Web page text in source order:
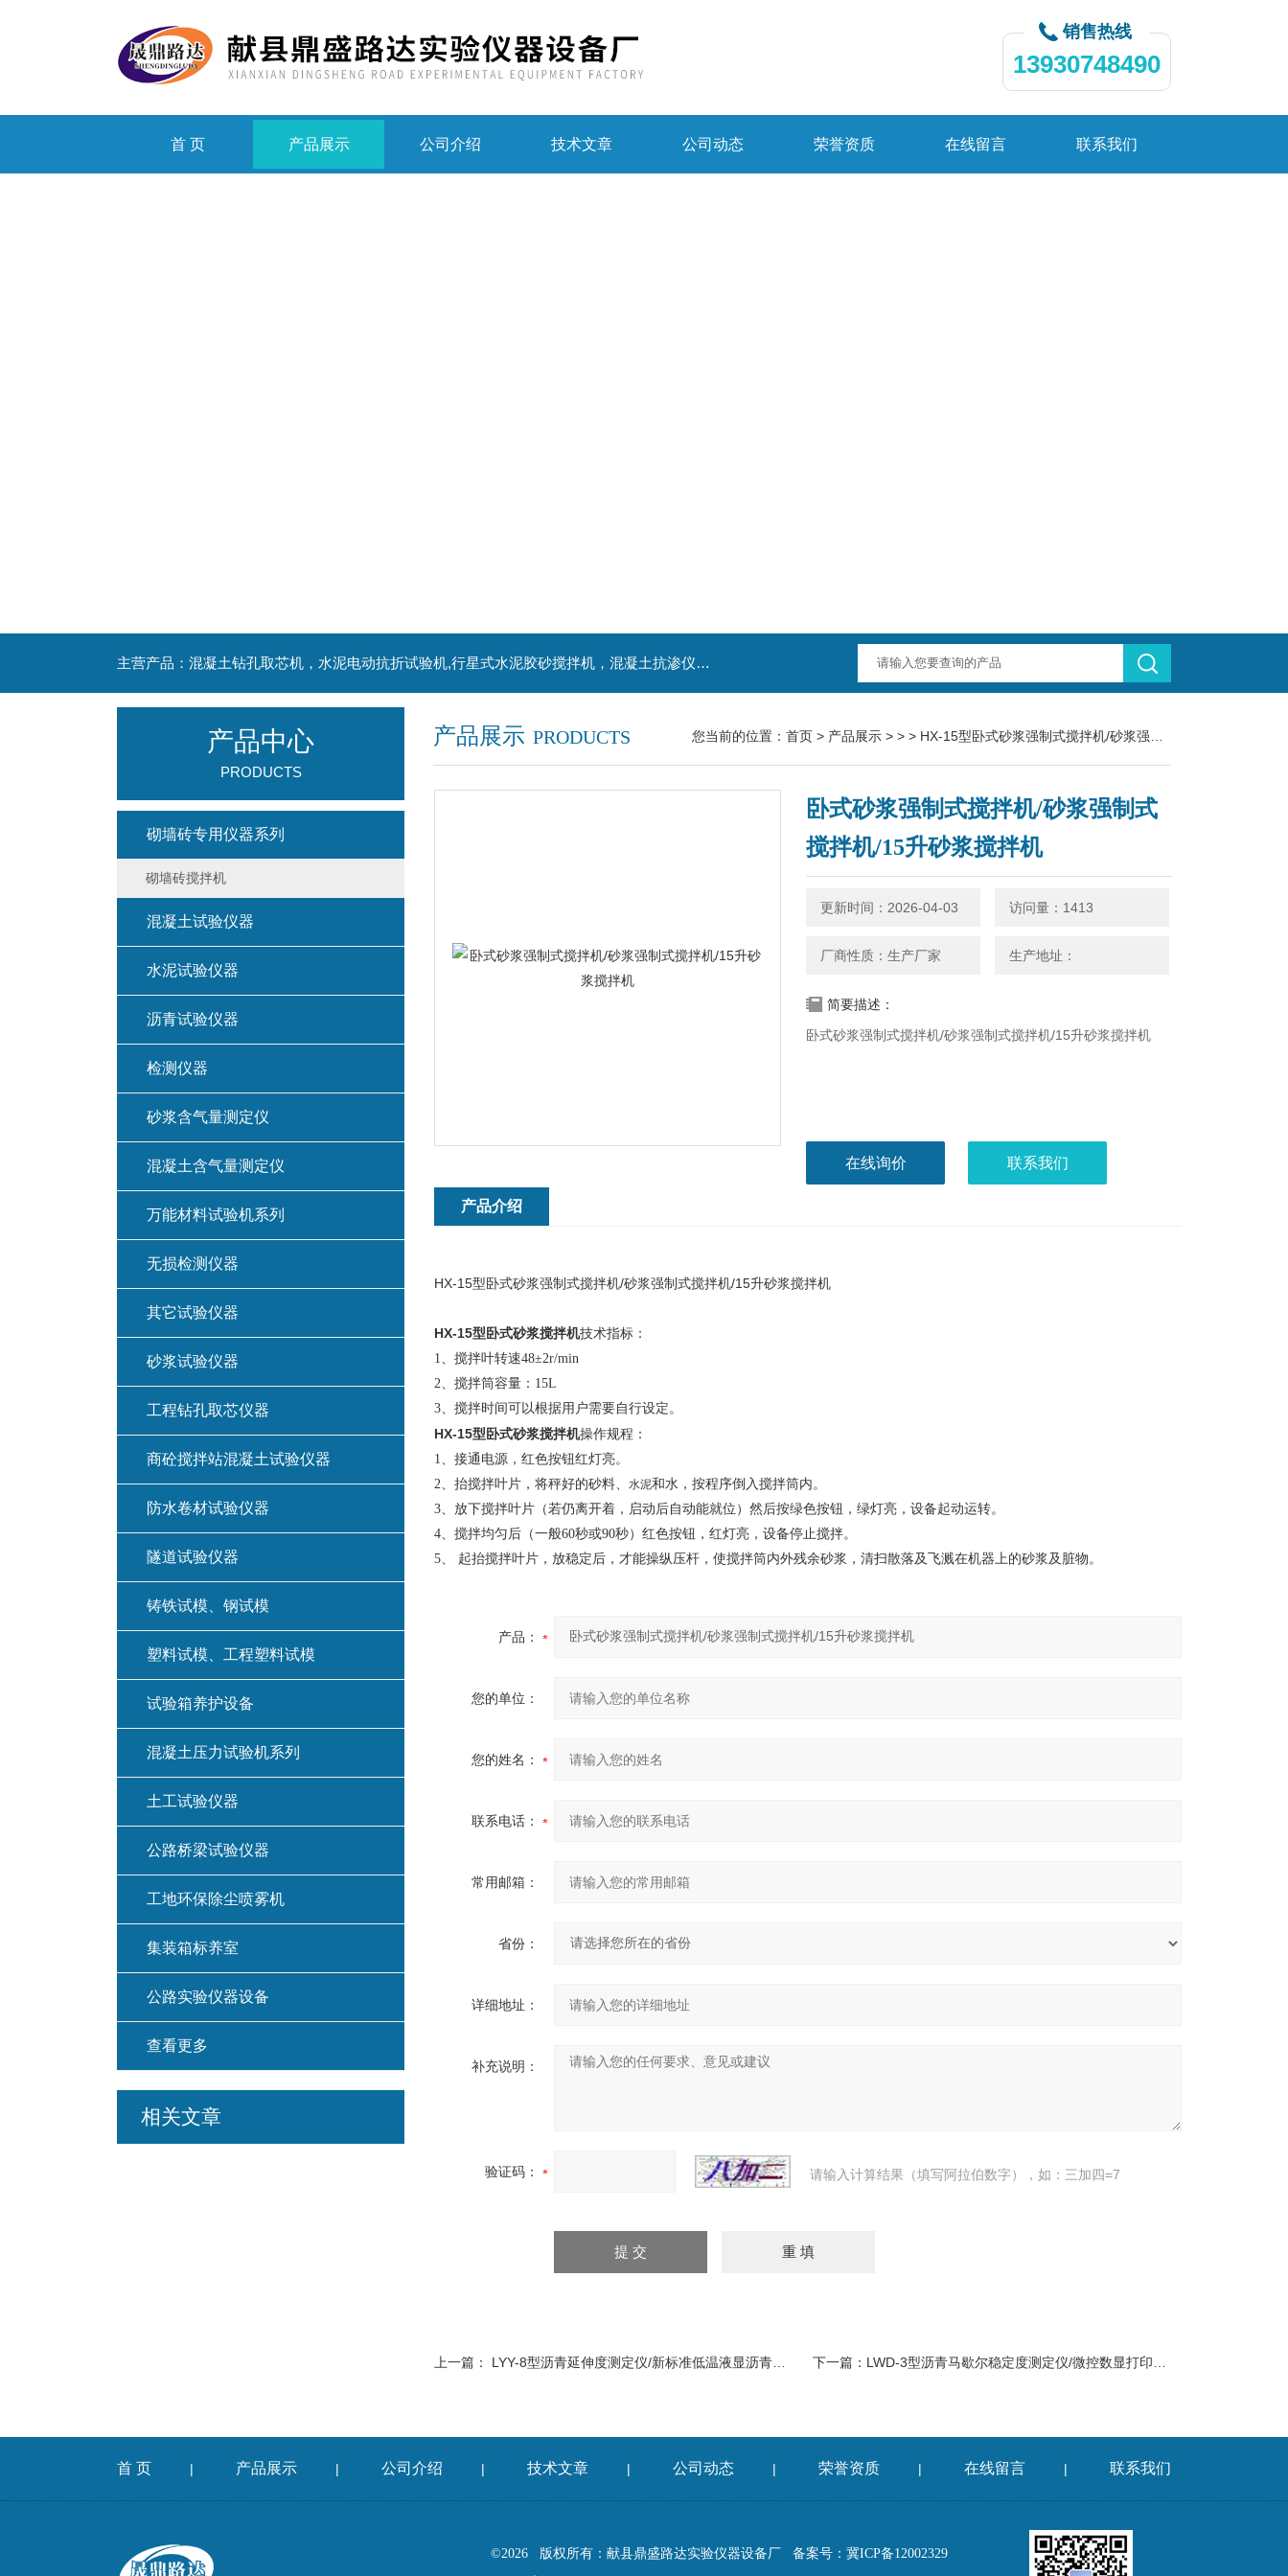
销售热线
13930748490
首 页 产品展示 公司介绍 技术文章 公司动态 荣誉资质 在线留言 联系我们
主营产品：混凝土钻孔取芯机，水泥电动抗折试验机,行星式水泥胶砂搅拌机，混凝土抗渗仪，水泥胶砂振实台，水泥净浆搅拌机，水泥细度负压筛析仪,混凝土含气量测定仪,混凝土振动台
产品展示 PRODUCTS 您当前的位置： 首页 > 产品展示 > > > HX-15型卧式砂浆强制式搅拌机/砂浆强制式搅拌机/15升砂浆搅拌机
卧式砂浆强制式搅拌机/砂浆强制式
搅拌机/15升砂浆搅拌机
更新时间：2026-04-03 访问量：1413
厂商性质：生产厂家 生产地址：
简要描述：
卧式砂浆强制式搅拌机/砂浆强制式搅拌机/15升砂浆搅拌机
在线询价 联系我们
产品介绍
HX-15型卧式砂浆强制式搅拌机/砂浆强制式搅拌机/15升砂浆搅拌机
HX-15型卧式砂浆搅拌机技术指标：
1、搅拌叶转速48±2r/min
2、搅拌筒容量：15L
3、搅拌时间可以根据用户需要自行设定。
HX-15型卧式砂浆搅拌机操作规程：
1、接通电源，红色按钮红灯亮。
2、抬搅拌叶片，将秤好的砂料、 水泥和水，按程序倒入搅拌筒内。
3、放下搅拌叶片（若仍离开着，启动后自动能就位）然后按绿色按钮，绿灯亮，设备起动运转。
4、搅拌均匀后（一般60秒或90秒）红色按钮，红灯亮，设备停止搅拌。
5、 起抬搅拌叶片，放稳定后，才能操纵压杆，使搅拌筒内外残余砂浆，清扫散落及飞溅在机器上的砂浆及脏物。
产品：
您的单位：
您的姓名：
联系电话：
常用邮箱：
省份：
详细地址：
补充说明：
验证码： 请输入计算结果（填写阿拉伯数字），如：三加四=7
上一篇： LYY-8型沥青延伸度测定仪/新标准低温液显沥青延度仪/沥青延伸仪 下一篇： LWD-3型沥青马歇尔稳定度测定仪/微控数显打印沥青马歇尔稳定度仪
产品中心
PRODUCTS
砌墙砖专用仪器系列
砌墙砖搅拌机
混凝土试验仪器
水泥试验仪器
沥青试验仪器
检测仪器
砂浆含气量测定仪
混凝土含气量测定仪
万能材料试验机系列
无损检测仪器
其它试验仪器
砂浆试验仪器
工程钻孔取芯仪器
商砼搅拌站混凝土试验仪器
防水卷材试验仪器
隧道试验仪器
铸铁试模、钢试模
塑料试模、工程塑料试模
试验箱养护设备
混凝土压力试验机系列
土工试验仪器
公路桥梁试验仪器
工地环保除尘喷雾机
集装箱标养室
公路实验仪器设备
查看更多
相关文章
首 页 | 产品展示 | 公司介绍 | 技术文章 | 公司动态 | 荣誉资质 | 在线留言 | 联系我们
©2026 版权所有：献县鼎盛路达实验仪器设备厂 备案号：冀ICP备12002329